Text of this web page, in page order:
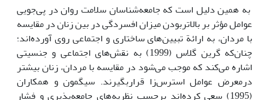
به همین دلیل است که جامعه‌شناسان سلامت روان در پی‌جویی
عوامل مؤثر بر بالاتربودن میزان افسردگی در بین زنان در مقایسه
با مردان، به ارائة تبیین‌های ساختاری و اجتماعی روی آورده‌اند؛
چنان‌که گرین گلاس (1999) به نقش‌های اجتماعی و جنسیتی
اشاره می‌کند که موجب می‌شود در مقایسه با مردان، زنان بیشتر
درمعرض عوامل استرس‌زا قراربگیرند. سیگمون و همکاران
(1995) سعی کرده‌اند برحسب نظریه‌های جامعه‌پذیری و فشار